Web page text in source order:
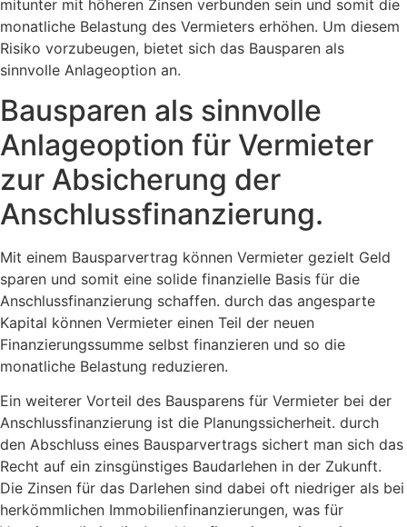
mitunter mit höheren Zinsen verbunden sein und somit die
monatliche Belastung des Vermieters erhöhen. Um diesem
Risiko vorzubeugen, bietet sich das Bausparen als
sinnvolle Anlageoption an.
Bausparen als sinnvolle
Anlageoption für Vermieter
zur Absicherung der
Anschlussfinanzierung.
Mit einem Bausparvertrag können Vermieter gezielt Geld
sparen und somit eine solide finanzielle Basis für die
Anschlussfinanzierung schaffen. durch das angesparte
Kapital können Vermieter einen Teil der neuen
Finanzierungssumme selbst finanzieren und so die
monatliche Belastung reduzieren.
Ein weiterer Vorteil des Bausparens für Vermieter bei der
Anschlussfinanzierung ist die Planungssicherheit. durch
den Abschluss eines Bausparvertrags sichert man sich das
Recht auf ein zinsgünstiges Baudarlehen in der Zukunft.
Die Zinsen für das Darlehen sind dabei oft niedriger als bei
herkömmlichen Immobilienfinanzierungen, was für